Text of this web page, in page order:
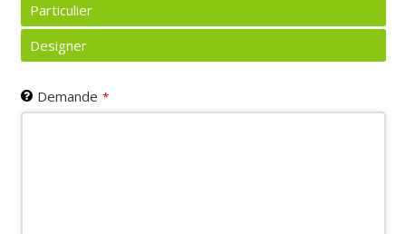
Particulier
Designer
Demande *